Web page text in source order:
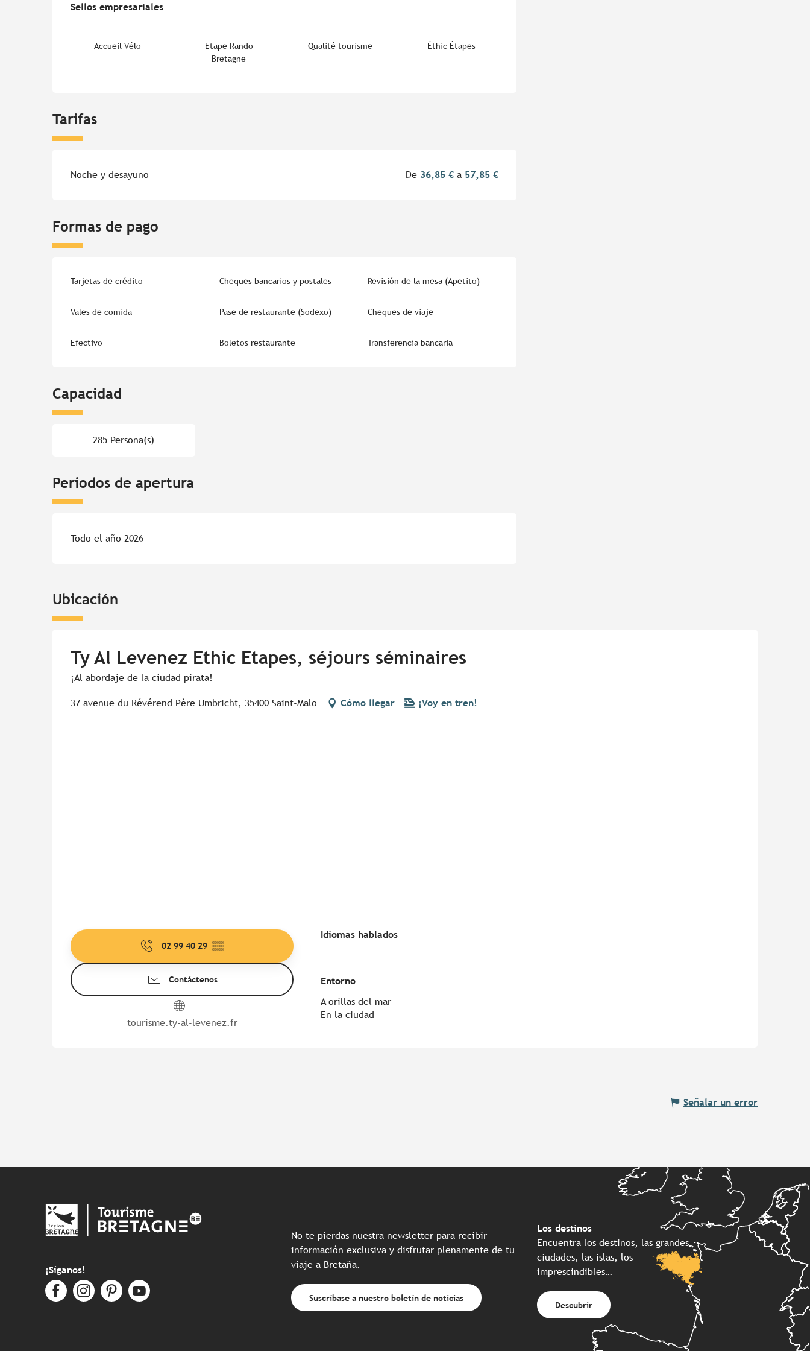
Sellos empresariales
Sellos empresariales
Accueil Vélo
Etape Rando
Bretagne
Qualité tourisme Éthic Étapes
Tarifas
Tarifas 2026
Noche y desayuno De 36,85 € a 57,85 €
Formas de pago
Tarjetas de crédito Cheques bancarios y postales Revisión de la mesa (Apetito)
Vales de comida Pase de restaurante (Sodexo) Cheques de viaje
Efectivo Boletos restaurante Transferencia bancaria
Capacidad
285 Persona(s)
Periodos de apertura
Todo el año 2026
Ubicación
Ty Al Levenez Ethic Etapes, séjours séminaires
¡Al abordaje de la ciudad pirata!
37 avenue du Révérend Père Umbricht, 35400 Saint-Malo Cómo llegar ¡Voy en tren!
02 99 40 29 ▒▒
Contáctenos
tourisme.ty-al-levenez.fr
Idiomas hablados
Idiomas hablados
Entorno
Entorno
A orillas del mar
En la ciudad
Señalar un error
¡Síganos!
No te pierdas nuestra newsletter para recibir
información exclusiva y disfrutar plenamente de tu
viaje a Bretaña.
Suscríbase a nuestro boletín de noticias
Los destinos
Encuentra los destinos, las grandes
ciudades, las islas, los
imprescindibles…
Descubrir